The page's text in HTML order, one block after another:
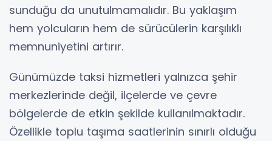
sunduğu da unutulmamalıdır. Bu yaklaşım
hem yolcuların hem de sürücülerin karşılıklı
memnuniyetini artırır.
Günümüzde taksi hizmetleri yalnızca şehir
merkezlerinde değil, ilçelerde ve çevre
bölgelerde de etkin şekilde kullanılmaktadır.
Özellikle toplu taşıma saatlerinin sınırlı olduğu